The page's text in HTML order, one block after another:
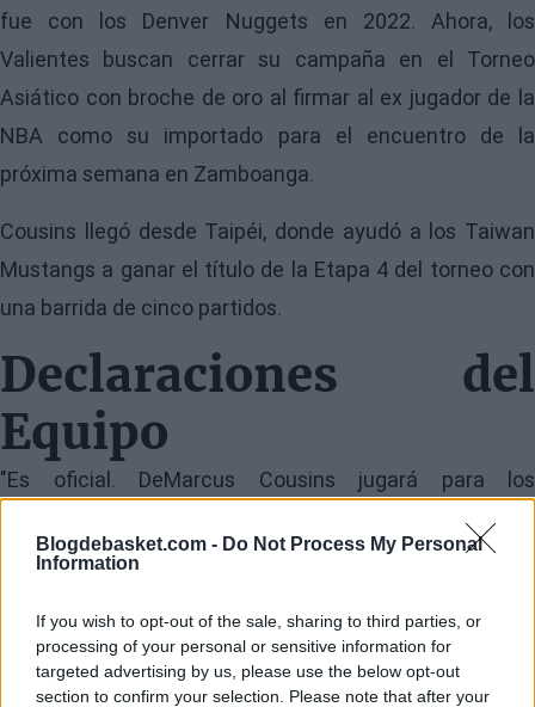
Blogdebasket.com - Do Not Process My Personal
Information
If you wish to opt-out of the sale, sharing to third parties, or
processing of your personal or sensitive information for
targeted advertising by us, please use the below opt-out
section to confirm your selection. Please note that after your
fue con los Denver Nuggets en 2022. Ahora, los
Valientes buscan cerrar su campaña en el Torneo
Asiático con broche de oro al firmar al ex jugador de la
NBA como su importado para el encuentro de la
próxima semana en Zamboanga.
Cousins llegó desde Taipéi, donde ayudó a los Taiwan
Mustangs a ganar el título de la Etapa 4 del torneo con
una barrida de cinco partidos.
Declaraciones del
Equipo
"Es oficial. DeMarcus Cousins jugará para los
Zamboanga Valientes en las finales del Torneo
Asiático", declaró el propietario del equipo, Junnie
con los medios ya que no había tenido descanso desde
que jugó el último partido de la Etapa 4 el jueves por la